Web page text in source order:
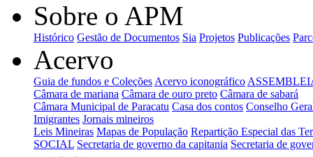
Sobre o APM
Histórico Gestão de Documentos Sia Projetos Publicações
Acervo
Guia de fundos e Coleções Acervo iconográfico
Câmara de mariana Câmara de ouro preto Câmara de sabará
Câmara Municipal de Paracatu Casa dos contos Conselho
Imigrantes Jornais mineiros
Leis Mineiras Mapas de População Repartição Especial das
SOCIAL Secretaria de governo da capitania Secretaria de